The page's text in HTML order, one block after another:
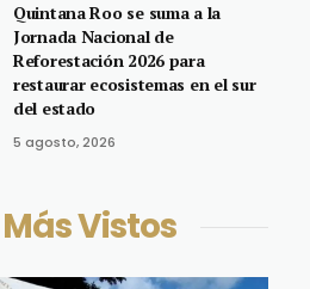
Quintana Roo se suma a la
Jornada Nacional de
Reforestación 2026 para
restaurar ecosistemas en el sur
del estado
5 agosto, 2026
Más Vistos